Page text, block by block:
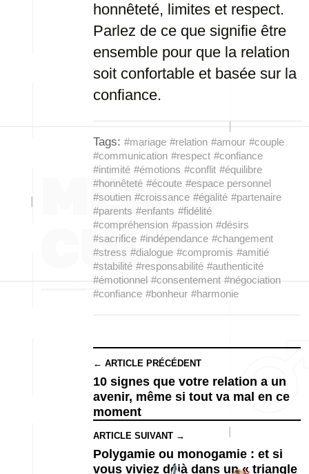
honnêteté, limites et respect.
Parlez de ce que signifie être
ensemble pour que la relation
soit confortable et basée sur la
confiance.
Tags: #mariage #relation #amour #couple
#communication #respect #confiance
#intimité #émotions #conflit #équilibre
#honnêteté #écoute #espace personnel
#soutien #croissance #égalité #partenaire
#parents #enfants #fidélité
#compréhension #passion #désirs
#sacrifice #indépendance #changement
#stress #dialogue #compromis #amitié
#stabilité #responsabilité #authenticité
#émotionnel #consentement #négociation
#confiance #bonheur #harmonie
← ARTICLE PRÉCÉDENT
10 signes que votre relation a un
avenir, même si tout va mal en ce
moment
ARTICLE SUIVANT →
Polygamie ou monogamie : et si
vous viviez déjà dans un « triangle